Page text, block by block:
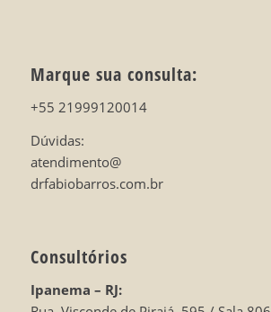
Marque sua consulta:
+55 21999120014
Dúvidas:
atendimento@
drfabiobarros.com.br
Consultórios
Ipanema – RJ: